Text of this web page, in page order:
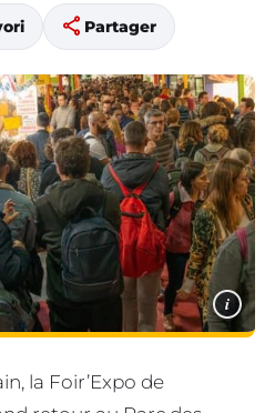
share Partager
i
la Foir’Expo de